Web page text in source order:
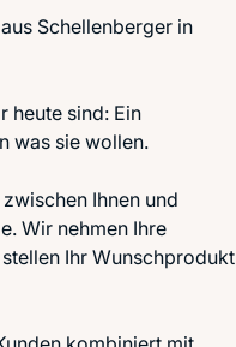
Schellenberger in
heute sind: Ein
was sie wollen.
Ihnen und
Wir nehmen Ihre
Ihr Wunschprodukt